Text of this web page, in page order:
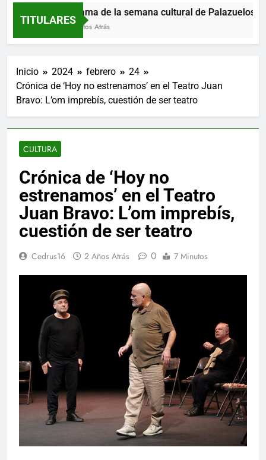
TITULARES
Programa de la semana cultural de Palazuelos de
24 Minutos Atrás
Inicio 2024 febrero
24
Crónica de ‘Hoy no estrenamos’ en el Teatro Juan
Bravo: L’om imprebís, cuestión de ser teatro
CULTURA
Crónica de ‘Hoy no
estrenamos’ en el Teatro
Juan Bravo: L’om imprebís,
cuestión de ser teatro
Cedrus16 2 Años Atrás 0 7 Minutos